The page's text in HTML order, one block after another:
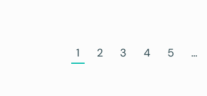
1 2 3 4 5 …